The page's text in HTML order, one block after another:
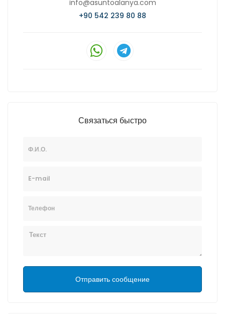
info@asuntoalanya.com
+90 542 239 80 88
Связаться быстро
Отправить сообщение